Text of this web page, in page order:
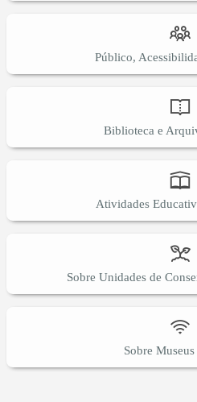
Público,
Biblioteca e
Atividades
Sobre Unidades de
Sobre